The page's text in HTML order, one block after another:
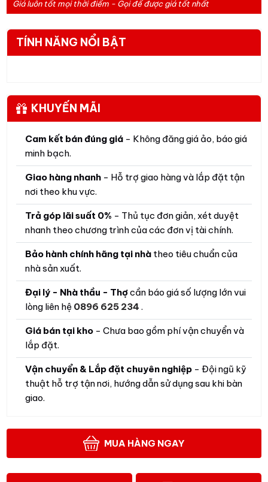
Giá luôn tốt mọi thời điểm - Gọi để được giá tốt nhất
TÍNH NĂNG NỔI BẬT
KHUYẾN MÃI
Cam kết bán đúng giá - Không đăng giá ảo, báo giá
minh bạch.
Giao hàng nhanh - Hỗ trợ giao hàng và lắp đặt tận
nơi theo khu vực.
Trả góp lãi suất 0% - Thủ tục đơn giản, xét duyệt
nhanh theo chương trình của các đơn vị tài chính.
Bảo hành chính hãng tại nhà theo tiêu chuẩn của
nhà sản xuất.
Đại lý - Nhà thầu - Thợcần báo giá số lượng lớn vui
lòng liên hệ 0896 625 234.
Giá bán tại kho - Chưa bao gồm phí vận chuyển và
lắp đặt.
Vận chuyển & Lắp đặt chuyên nghiệp - Đội ngũ kỹ
thuật hỗ trợ tận nơi, hướng dẫn sử dụng sau khi bàn
giao.
MUA HÀNG NGAY